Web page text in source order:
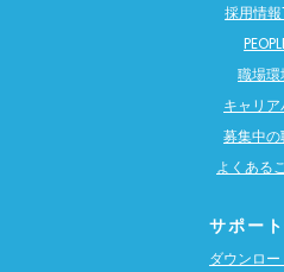
採用情報
職場環
キャリア
募集中の
よくある
サポー
ダウンロ